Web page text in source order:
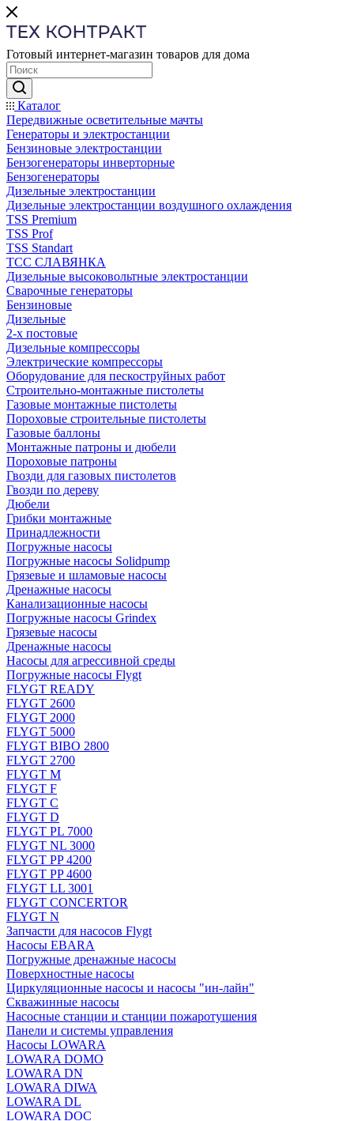
Готовый интернет-магазин товаров для дома
Каталог
Передвижные осветительные мачты
Генераторы и электростанции
Бензиновые электростанции
Бензогенераторы инверторные
Бензогенераторы
Дизельные электростанции
Дизельные электростанции воздушного охлаждения
TSS Premium
TSS Prof
TSS Standart
ТСС СЛАВЯНКА
Дизельные высоковольтные электростанции
Сварочные генераторы
Бензиновые
Дизельные
2-х постовые
Дизельные компрессоры
Электрические компрессоры
Оборудование для пескоструйных работ
Строительно-монтажные пистолеты
Газовые монтажные пистолеты
Пороховые строительные пистолеты
Газовые баллоны
Монтажные патроны и дюбели
Пороховые патроны
Гвозди для газовых пистолетов
Гвозди по дереву
Дюбели
Грибки монтажные
Принадлежности
Погружные насосы
Погружные насосы Solidpump
Грязевые и шламовые насосы
Дренажные насосы
Канализационные насосы
Погружные насосы Grindex
Грязевые насосы
Дренажные насосы
Насосы для агрессивной среды
Погружные насосы Flygt
FLYGT READY
FLYGT 2600
FLYGT 2000
FLYGT 5000
FLYGT BIBO 2800
FLYGT 2700
FLYGT M
FLYGT F
FLYGT C
FLYGT D
FLYGT PL 7000
FLYGT NL 3000
FLYGT PP 4200
FLYGT PP 4600
FLYGT LL 3001
FLYGT CONCERTOR
FLYGT N
Запчасти для насосов Flygt
Насосы EBARA
Погружные дренажные насосы
Поверхностные насосы
Циркуляционные насосы и насосы "ин-лайн"
Скважинные насосы
Насосные станции и станции пожаротушения
Панели и системы управления
Насосы LOWARA
LOWARA DOMO
LOWARA DN
LOWARA DIWA
LOWARA DL
LOWARA DOC